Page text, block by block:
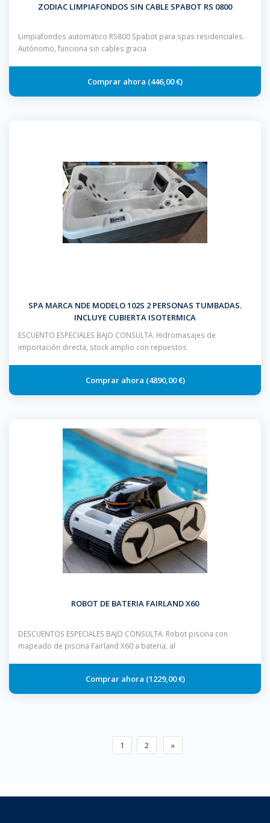
ZODIAC LIMPIAFONDOS SIN CABLE SPABOT RS 0800
Limpiafondos automático RS800 Spabot para spas residenciales.
Autónomo, funciona sin cables gracia
446,00 €
SPA MARCA NDE MODELO 102S 2 PERSONAS TUMBADAS.
INCLUYE CUBIERTA ISOTERMICA
ESCUENTO ESPECIALES BAJO CONSULTA. Hidromasajes de
importación directa, stock amplio con repuestos
4890,00 €
ROBOT DE BATERIA FAIRLAND X60
DESCUENTOS ESPECIALES BAJO CONSULTA. Robot piscina con
mapeado de piscina Fairland X60 a bateria, al
1229,00 €
1 2 »